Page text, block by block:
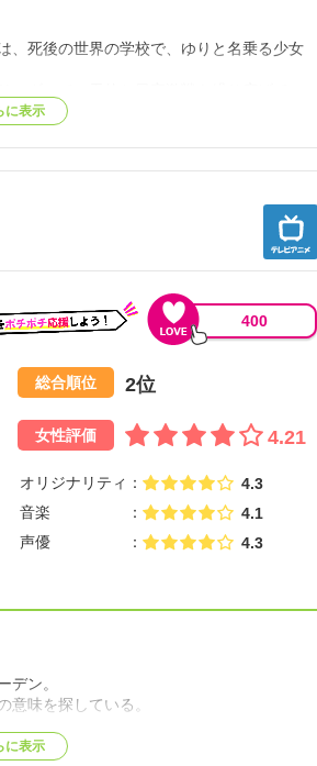
、死後の世界の学校で、ゆりと名乗る少女
きているのかも分からず戸惑う音無。
に表示
400
総合順位 2位
女性評価 4.21
オリジナリティ
4.3
音楽
4.1
声優 4.3
デン。
意味を探している。
想いを言葉にして届けること。
に表示